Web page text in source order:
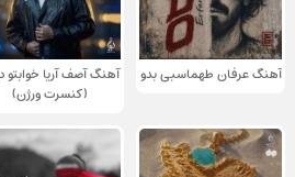
آهنگ عرفان طهماسبی بدو
آهنگ آصف آریا خوابتو
(کنسرت ورژن)